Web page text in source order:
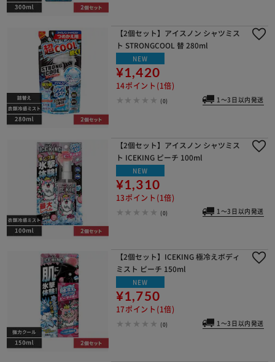
【2個セット】アイスノン シャツミス
ト STRONGCOOL 替 280ml
NEW
¥1,420
14ポイント(1倍)
(0) 1～3日以内発送
【2個セット】アイスノン シャツミス
ト ICEKING ピーチ 100ml
NEW
¥1,310
13ポイント(1倍)
(0) 1～3日以内発送
【2個セット】ICEKING 極冷えボディ
ミスト ピーチ 150ml
NEW
¥1,750
17ポイント(1倍)
(0) 1～3日以内発送